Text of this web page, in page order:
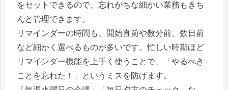
をセットできるので、忘れがちな細かい業務もきち
んと管理できます。
リマインダーの時間も、開始直前や数分前、数日前
など細かく選べるものが多いです。忙しい時期ほど
リマインダー機能を上手く使うことで、「やるべき
ことを忘れた！」というミスを防げます。